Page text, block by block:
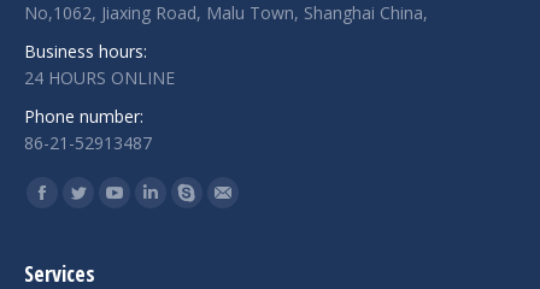
No,1062, Jiaxing Road, Malu Town, Shanghai China,
Business hours:
24 HOURS ONLINE
Phone number:
86-21-52913487
Find us on:
Facebook
TwitterYouTube
LinkedinSkypeMail
Services